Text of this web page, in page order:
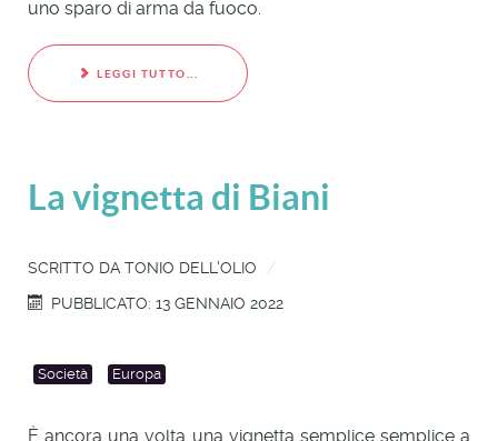
uno sparo di arma da fuoco.
LEGGI TUTTO...
La vignetta di Biani
SCRITTO DA TONIO DELL'OLIO
PUBBLICATO: 13 GENNAIO 2022
Società Europa
È ancora una volta una vignetta semplice semplice a